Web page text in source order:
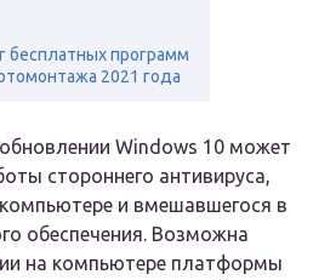
бесплатных программ
2021 года
Windows 10 может
стороннего антивируса,
и вмешавшегося в
обеспечения. Возможна
на компьютере платформы